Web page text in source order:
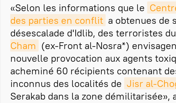
«Selon les informations que le
des parties en conflit a obtenues de
désescalade d'Idlib, des terroristes
Cham (ex-Front al-Nosra*)
nouvelle provocation aux agents
acheminé 60 récipients contenant
inconnus des localités de Jisr al-
Serakab dans la zone démilitarisée»,